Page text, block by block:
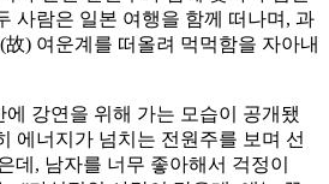
사람은 일본 여행을 함께 떠나며, 과
故) 여운계를 떠올려 먹먹함을 자아내
강연을 위해 가는 모습이 공개됐
에너지가 넘치는 전원주를 보며 선
데, 남자를 너무 좋아해서 걱정이